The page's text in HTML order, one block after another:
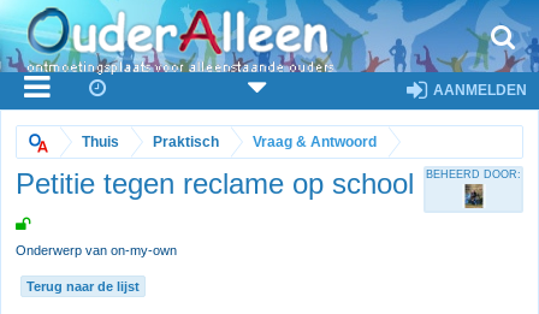
AANMELDEN
Thuis Praktisch Vraag & Antwoord
Petitie tegen reclame op school
Onderwerp van on-my-own
BEHEERD DOOR:
Terug naar de lijst